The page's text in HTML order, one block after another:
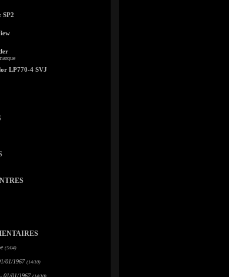
SP2
LP770-4 SVJ
(5/04)
01/1967 (14/10)
- 01/01/1967